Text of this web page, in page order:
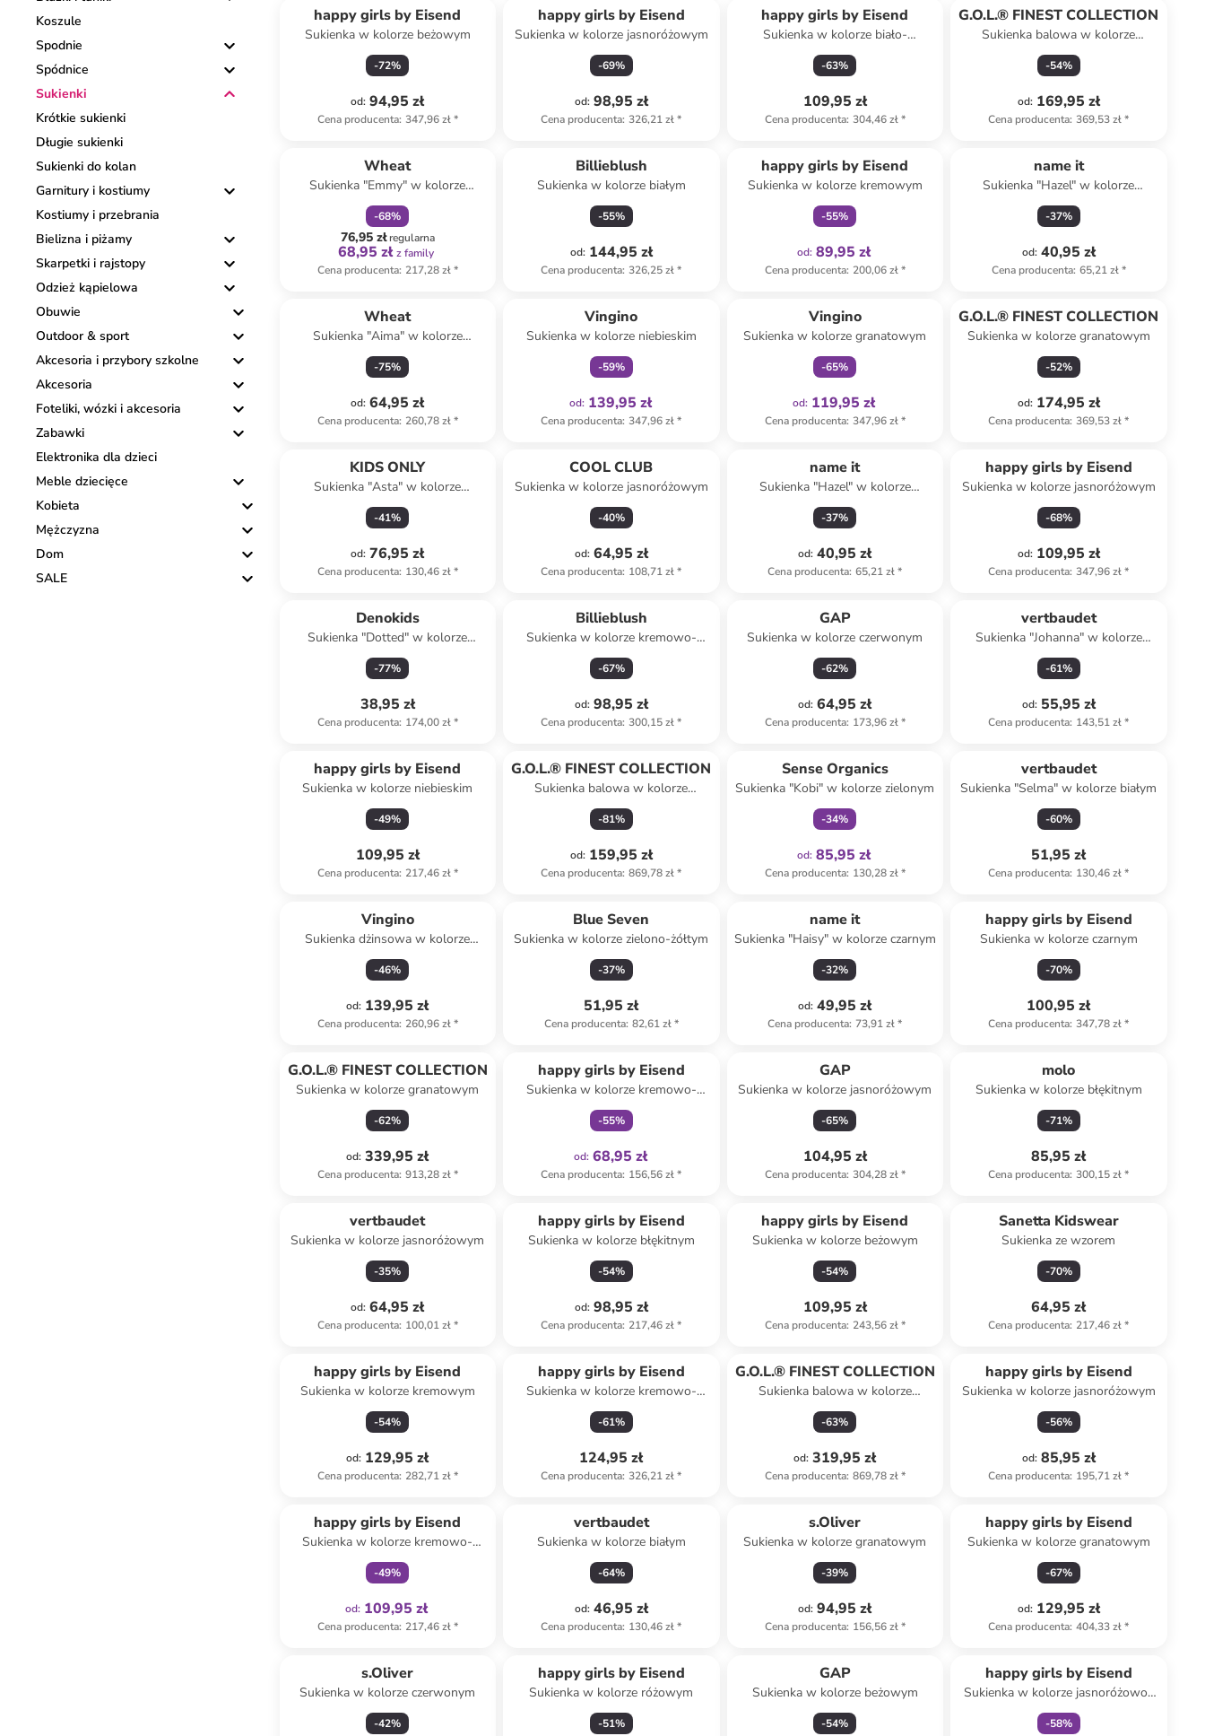
Koszule
Spodnie
Spódnice
Sukienki
Krótkie sukienki
Długie sukienki
Sukienki do kolan
Garnitury i kostiumy
Kostiumy i przebrania
Bielizna i piżamy
Skarpetki i rajstopy
Odzież kąpielowa
Obuwie
Outdoor & sport
Akcesoria i przybory szkolne
Akcesoria
Foteliki, wózki i akcesoria
Zabawki
Elektronika dla dzieci
Meble dziecięce
Kobieta
Mężczyzna
Dom
SALE
happy girls by Eisend
Sukienka w kolorze beżowym
-72%
od: 94,95 zł
Cena producenta: 347,96 zł*
happy girls by Eisend
Sukienka w kolorze jasnoróżowym
-69%
od: 98,95 zł
Cena producenta: 326,21 zł*
happy girls by Eisend
Sukienka w kolorze biało-
niebieskim
-63%
109,95 zł
Cena producenta: 304,46 zł*
G.O.L.® FINEST COLLECTION
Sukienka balowa w kolorze
niebieskim
-54%
od: 169,95 zł
Cena producenta: 369,53 zł*
Wheat
Sukienka "Emmy" w kolorze
beżowym
-68%
76,95 złregularna
68,95 zł z family
Cena producenta: 217,28 zł*
Billieblush
Sukienka w kolorze białym
-55%
od: 144,95 zł
Cena producenta: 326,25 zł*
happy girls by Eisend
Sukienka w kolorze kremowym
-55%
od: 89,95 zł
Cena producenta: 200,06 zł*
name it
Sukienka "Hazel" w kolorze
kremowym
-37%
od: 40,95 zł
Cena producenta: 65,21 zł*
Wheat
Sukienka "Aima" w kolorze
fioletowym
-75%
od: 64,95 zł
Cena producenta: 260,78 zł*
Vingino
Sukienka w kolorze niebieskim
-59%
od: 139,95 zł
Cena producenta: 347,96 zł*
Vingino
Sukienka w kolorze granatowym
-65%
od: 119,95 zł
Cena producenta: 347,96 zł*
G.O.L.® FINEST COLLECTION
Sukienka w kolorze granatowym
-52%
od: 174,95 zł
Cena producenta: 369,53 zł*
KIDS ONLY
Sukienka "Asta" w kolorze
niebieskim
-41%
od: 76,95 zł
Cena producenta: 130,46 zł*
COOL CLUB
Sukienka w kolorze jasnoróżowym
-40%
od: 64,95 zł
Cena producenta: 108,71 zł*
name it
Sukienka "Hazel" w kolorze
fioletowym
-37%
od: 40,95 zł
Cena producenta: 65,21 zł*
happy girls by Eisend
Sukienka w kolorze jasnoróżowym
-68%
od: 109,95 zł
Cena producenta: 347,96 zł*
Denokids
Sukienka "Dotted" w kolorze
jasnoróżowym
-77%
38,95 zł
Cena producenta: 174,00 zł*
Billieblush
Sukienka w kolorze kremowo-
błękitnym
-67%
od: 98,95 zł
Cena producenta: 300,15 zł*
GAP
Sukienka w kolorze czerwonym
-62%
od: 64,95 zł
Cena producenta: 173,96 zł*
vertbaudet
Sukienka "Johanna" w kolorze
białym
-61%
od: 55,95 zł
Cena producenta: 143,51 zł*
happy girls by Eisend
Sukienka w kolorze niebieskim
-49%
109,95 zł
Cena producenta: 217,46 zł*
G.O.L.® FINEST COLLECTION
Sukienka balowa w kolorze
jasnoróżowym
-81%
od: 159,95 zł
Cena producenta: 869,78 zł*
Sense Organics
Sukienka "Kobi" w kolorze zielonym
-34%
od: 85,95 zł
Cena producenta: 130,28 zł*
vertbaudet
Sukienka "Selma" w kolorze białym
-60%
51,95 zł
Cena producenta: 130,46 zł*
Vingino
Sukienka dżinsowa w kolorze
niebieskim
-46%
od: 139,95 zł
Cena producenta: 260,96 zł*
Blue Seven
Sukienka w kolorze zielono-żółtym
-37%
51,95 zł
Cena producenta: 82,61 zł*
name it
Sukienka "Haisy" w kolorze czarnym
-32%
od: 49,95 zł
Cena producenta: 73,91 zł*
happy girls by Eisend
Sukienka w kolorze czarnym
-70%
100,95 zł
Cena producenta: 347,78 zł*
G.O.L.® FINEST COLLECTION
Sukienka w kolorze granatowym
-62%
od: 339,95 zł
Cena producenta: 913,28 zł*
happy girls by Eisend
Sukienka w kolorze kremowo-
brązowo-różowym
-55%
od: 68,95 zł
Cena producenta: 156,56 zł*
GAP
Sukienka w kolorze jasnoróżowym
-65%
104,95 zł
Cena producenta: 304,28 zł*
molo
Sukienka w kolorze błękitnym
-71%
85,95 zł
Cena producenta: 300,15 zł*
vertbaudet
Sukienka w kolorze jasnoróżowym
-35%
od: 64,95 zł
Cena producenta: 100,01 zł*
happy girls by Eisend
Sukienka w kolorze błękitnym
-54%
od: 98,95 zł
Cena producenta: 217,46 zł*
happy girls by Eisend
Sukienka w kolorze beżowym
-54%
109,95 zł
Cena producenta: 243,56 zł*
Sanetta Kidswear
Sukienka ze wzorem
-70%
64,95 zł
Cena producenta: 217,46 zł*
happy girls by Eisend
Sukienka w kolorze kremowym
-54%
od: 129,95 zł
Cena producenta: 282,71 zł*
happy girls by Eisend
Sukienka w kolorze kremowo-
jasnoróżowym
-61%
124,95 zł
Cena producenta: 326,21 zł*
G.O.L.® FINEST COLLECTION
Sukienka balowa w kolorze
granatowym
-63%
od: 319,95 zł
Cena producenta: 869,78 zł*
happy girls by Eisend
Sukienka w kolorze jasnoróżowym
-56%
od: 85,95 zł
Cena producenta: 195,71 zł*
happy girls by Eisend
Sukienka w kolorze kremowo-
niebieskim
-49%
od: 109,95 zł
Cena producenta: 217,46 zł*
vertbaudet
Sukienka w kolorze białym
-64%
od: 46,95 zł
Cena producenta: 130,46 zł*
s.Oliver
Sukienka w kolorze granatowym
-39%
od: 94,95 zł
Cena producenta: 156,56 zł*
happy girls by Eisend
Sukienka w kolorze granatowym
-67%
od: 129,95 zł
Cena producenta: 404,33 zł*
s.Oliver
Sukienka w kolorze czerwonym
-42%
happy girls by Eisend
Sukienka w kolorze różowym
-51%
GAP
Sukienka w kolorze beżowym
-54%
happy girls by Eisend
Sukienka w kolorze jasnoróżowo-
granatowym
-58%